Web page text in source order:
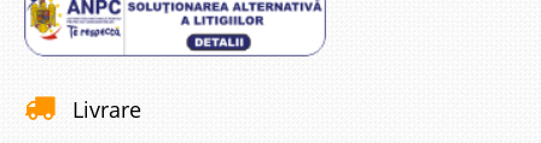
Livrare